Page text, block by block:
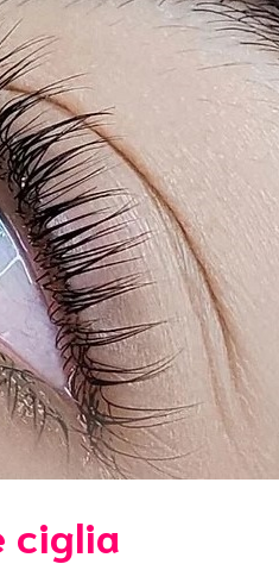
ciglia